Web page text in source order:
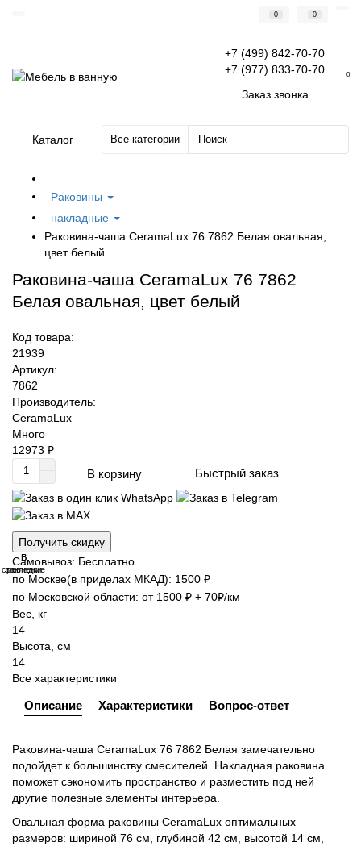
0 0
+7 (499) 842-70-70
+7 (977) 833-70-70
Заказ звонка
0
Каталог Все категории
Раковины
накладные
Раковина-чаша CeramaLux 76 7862 Белая овальная,
цвет белый
Раковина-чаша CeramaLux 76 7862
Белая овальная, цвет белый
Код товара:
21939
Артикул:
7862
Производитель:
CeramaLux
Много
12973 ₽
В корзину Быстрый заказ
Получить скидку
В
закладки
В
сравнение
Самовывоз: Бесплатно
по Москве(в приделах МКАД): 1500 ₽
по Московской области: от 1500 ₽ + 70₽/км
Вес, кг
14
Высота, см
14
Все характеристики
Описание Характеристики Вопрос-ответ
Раковина-чаша CeramaLux 76 7862 Белая замечательно
подойдет к большинству смесителей. Накладная раковина
поможет сэкономить пространство и разместить под ней
другие полезные элементы интерьера.
Овальная форма раковины CeramaLux оптимальных
размеров: шириной 76 см, глубиной 42 см, высотой 14 см,